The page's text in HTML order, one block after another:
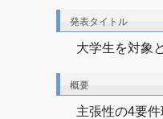
発表タイトル
大学生を対象
概要
主張性の4要